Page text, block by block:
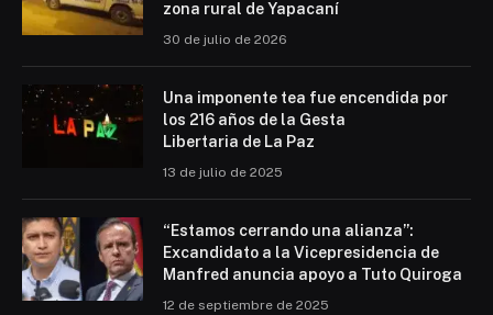
cable de la Línea Morada, que conecta la ciudad de El
Alto con La Paz, y afirmó que la situación fue
establecidos.